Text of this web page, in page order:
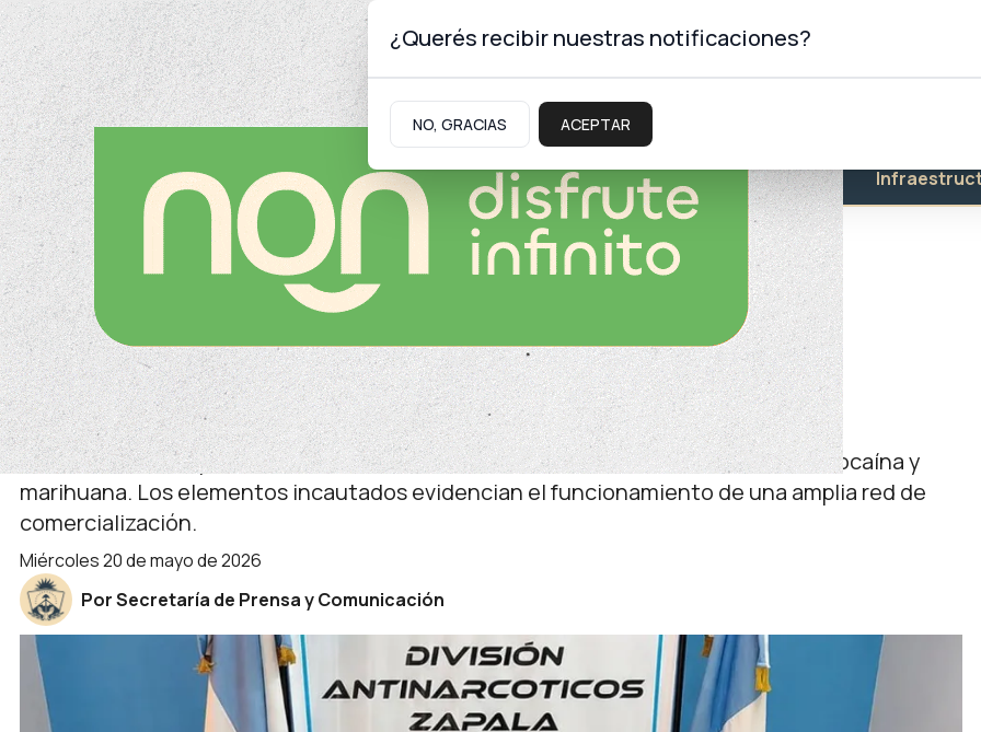
Jueves 6deAgostode 2026
Neuquinidad Gabinete Turismo Educación Salud
Seguridad
Allanamientos
Nueve personas fueron imputadas tras un
operativo contra el narcotráfico en Zapala
La Policía de Neuquén realizó ocho allanamientos donde secuestraron dosis de cocaína y
marihuana. Los elementos incautados evidencian el funcionamiento de una amplia red de
comercialización.
miércoles 20 de mayo de 2026
Por Secretaría de Prensa y Comunicación
¿Querés recibir nuestras notificaciones?
NO, GRACIAS ACEPTAR